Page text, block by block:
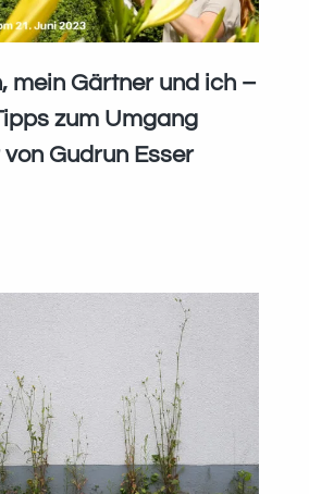
mein Gärtner und ich –
zum Umgang
Gudrun Esser